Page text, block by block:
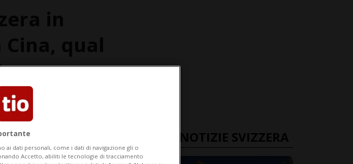
assegnato per
ULTIME NOTIZIE SVIZZERA
ai dati personali, come i dati di navigazione gli o
Accetto, abiliti le tecnologie di tracciamento